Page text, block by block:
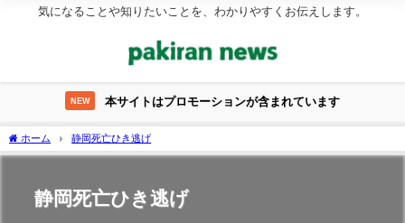
気になることや知りたいことを、わかりやすくお伝えします。
NEW 本サイトはプロモーションが含まれています
ホーム 静岡死亡ひき逃げ
静岡死亡ひき逃げ